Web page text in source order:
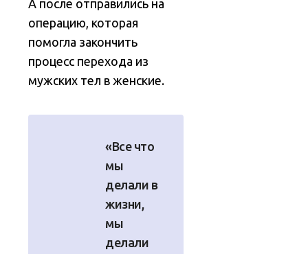
А после отправились на
операцию, которая
помогла закончить
процесс перехода из
мужских тел в женские.
«Все что
мы
делали в
жизни,
мы
делали